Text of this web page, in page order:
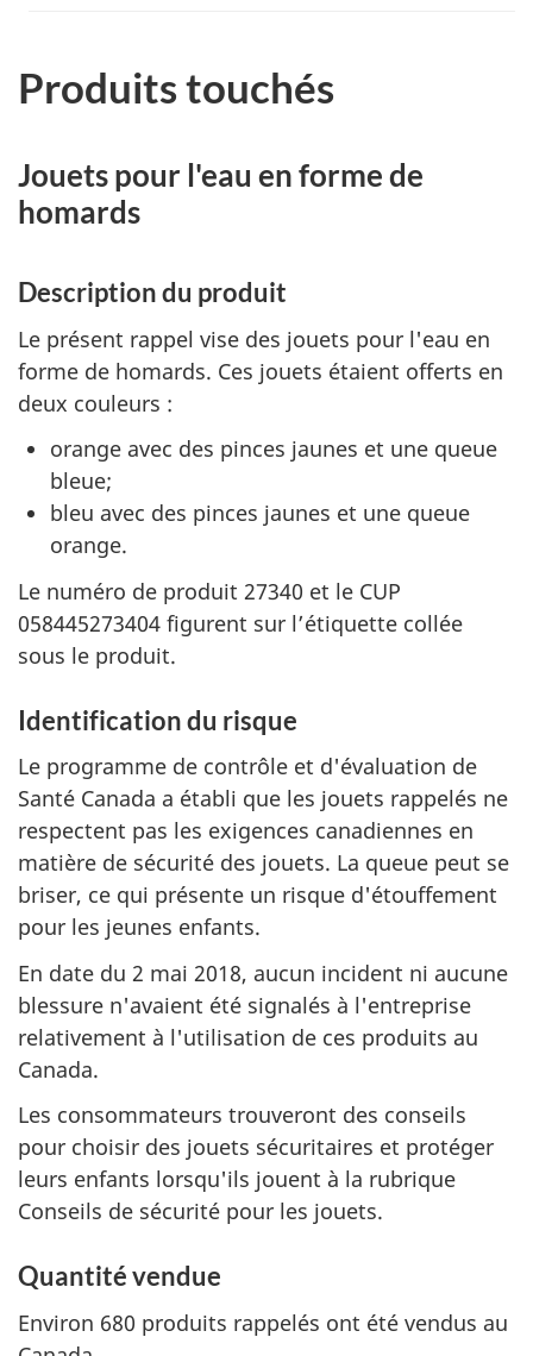
Produits touchés
Jouets pour l'eau en forme de
homards
Description du produit
Le présent rappel vise des jouets pour l'eau en
forme de homards. Ces jouets étaient offerts en
deux couleurs :
orange avec des pinces jaunes et une queue
bleue;
bleu avec des pinces jaunes et une queue
orange.
Le numéro de produit 27340 et le CUP
058445273404 figurent sur l’étiquette collée
sous le produit.
Identification du risque
Le programme de contrôle et d'évaluation de
Santé Canada a établi que les jouets rappelés ne
respectent pas les exigences canadiennes en
matière de sécurité des jouets. La queue peut se
briser, ce qui présente un risque d'étouffement
pour les jeunes enfants.
En date du 2 mai 2018, aucun incident ni aucune
blessure n'avaient été signalés à l'entreprise
relativement à l'utilisation de ces produits au
Canada.
Les consommateurs trouveront des conseils
pour choisir des jouets sécuritaires et protéger
leurs enfants lorsqu'ils jouent à la rubrique
Conseils de sécurité pour les jouets.
Quantité vendue
Environ 680 produits rappelés ont été vendus au